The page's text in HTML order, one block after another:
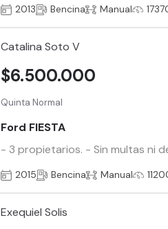
2013 Bencina Manual
Catalina Soto V
Quinta Normal
Ford FIESTA
- 3 propietarios. - Sin multas ni
$6.500.000
2015 Bencina Manual
Exequiel Solis